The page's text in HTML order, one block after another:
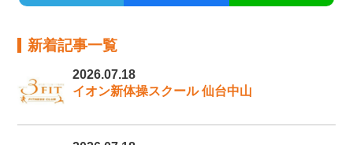
新着記事一覧
2026.07.18
イオン新体操スクール 仙台中山